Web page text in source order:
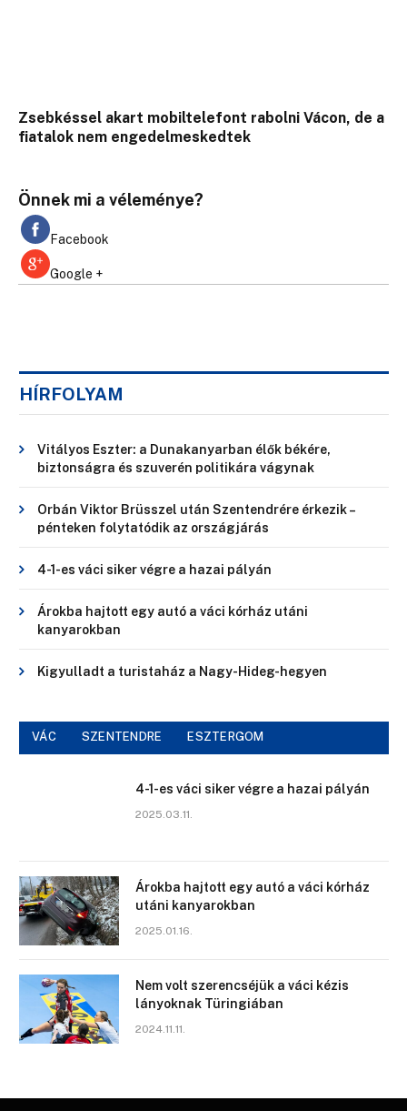
Zsebkéssel akart mobiltelefont rabolni Vácon, de a
fiatalok nem engedelmeskedtek
Önnek mi a véleménye?
Facebook
Google +
HÍRFOLYAM
Vitályos Eszter: a Dunakanyarban élők békére,
biztonságra és szuverén politikára vágynak
Orbán Viktor Brüsszel után Szentendrére érkezik –
pénteken folytatódik az országjárás
4-1-es váci siker végre a hazai pályán
Árokba hajtott egy autó a váci kórház utáni
kanyarokban
Kigyulladt a turistaház a Nagy-Hideg-hegyen
VÁC SZENTENDRE ESZTERGOM
4-1-es váci siker végre a hazai pályán
2025.03.11.
Árokba hajtott egy autó a váci kórház
utáni kanyarokban
2025.01.16.
Nem volt szerencséjük a váci kézis
lányoknak Türingiában
2024.11.11.